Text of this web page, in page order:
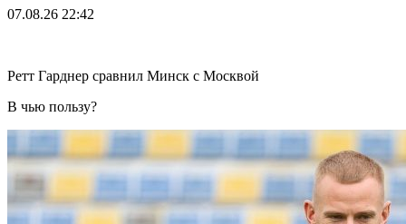
07.08.26 22:42
Ретт Гарднер сравнил Минск с Москвой
В чью пользу?